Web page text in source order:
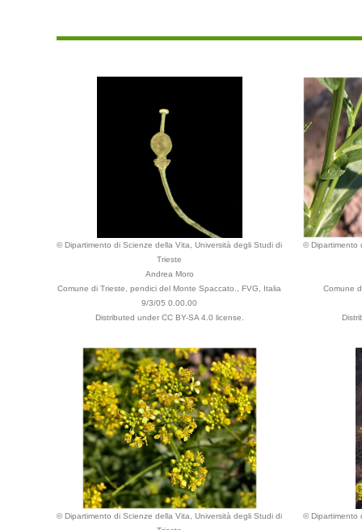
© Dipartimento di Scienze della Vita, Università degli Studi di
Trieste
Andrea Moro
Comune di Trieste, pendici del Monte Spaccato., FVG, Italia
9/3/05 0.00.00
Distributed under CC BY-SA 4.0 license.
© Dipartimento
Comune
© Dipartimento di Scienze della Vita, Università degli Studi di
© Dipartimento